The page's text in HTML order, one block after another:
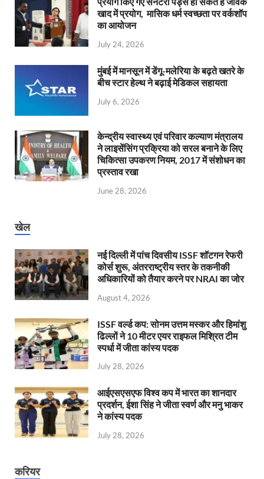
खाद में प्रयोग, मासिक धर्म स्वच्छता पर वर्कशॉप
का आयोजन
July 24, 2026
मुंबई में मानसून में डेंगू-मलेरिया के बढ़ते खतरे के
बीच स्टार हेल्थ ने बढ़ाई मेडिकल सहायता
July 6, 2026
केन्‍द्रीय स्वास्थ्य एवं परिवार कल्याण मंत्रालय
ने लाइसेंसिंग प्रक्रिया को सरल बनाने के लिए
चिकित्सा उपकरण नियम, 2017 में संशोधन का
प्रस्ताव रखा
June 28, 2026
खेल
नई दिल्ली में पांच दिवसीय ISSF शॉटगन रेफरी
कोर्स शुरू, अंतरराष्ट्रीय स्तर के तकनीकी
अधिकारियों को तैयार करने पर NRAI का जोर
August 4, 2026
ISSF वर्ल्ड कप: सोनम उत्तम मस्कर और हिमांशु
ढिल्लों ने 10 मीटर एयर राइफल मिश्रित टीम
स्पर्धा में जीता कांस्य पदक
July 28, 2026
आईएसएसएफ विश्व कप में भारत का शानदार
प्रदर्शन, ईशा सिंह ने जीता स्वर्ण और मनु भाकर
ने कांस्य पदक
July 28, 2026
करियर